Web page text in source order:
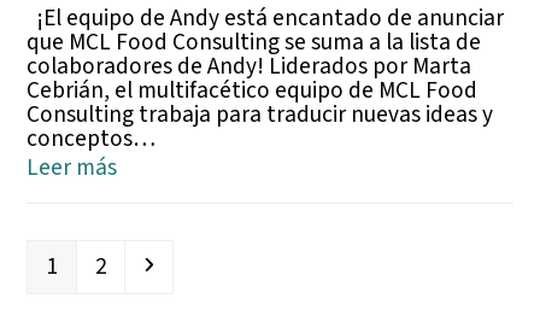
¡El equipo de Andy está encantado de anunciar
que MCL Food Consulting se suma a la lista de
colaboradores de Andy! Liderados por Marta
Cebrián, el multifacético equipo de MCL Food
Consulting trabaja para traducir nuevas ideas y
conceptos…
Leer más
Page
1 Page
2